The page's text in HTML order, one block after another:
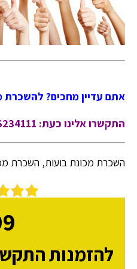
אתם עדיין מחכים? להשכרת
התקשרו אלינו כעת: 052-6234111
השכרת מכונת בועות, השכרת